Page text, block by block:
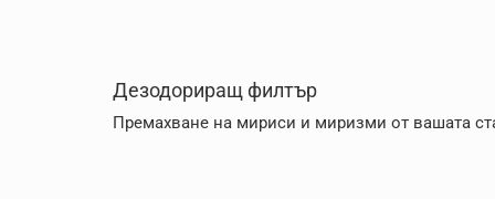
Дезодориращ филтър
Премахване на мириси и миризми от вашата